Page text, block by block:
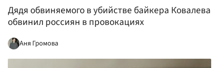
Дядя обвиняемого в убийстве байкера Ковалева
обвинил россиян в провокациях
Аня Громова